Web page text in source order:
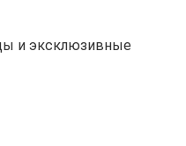
и эксклюзивные